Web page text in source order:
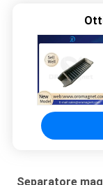
Separatore